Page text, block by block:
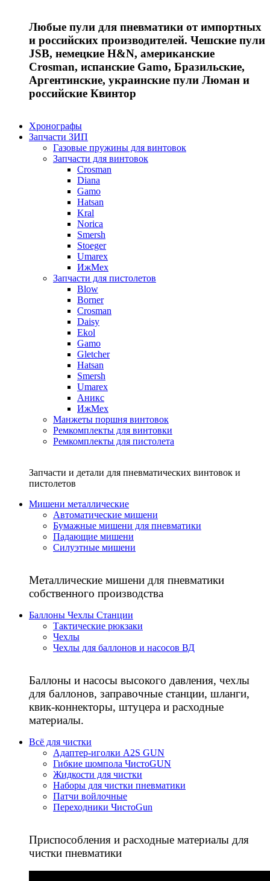
Любые пули для пневматики от импортных
и российских производителей. Чешские пули
JSB, немецкие H&N, американские
Crosman, испанские Gamo, Бразильские,
Аргентинские, украинские пули Люман и
российские Квинтор
Хронографы
Запчасти ЗИП
Газовые пружины для винтовок
Запчасти для винтовок
Crosman
Diana
Gamo
Hatsan
Kral
Norica
Smersh
Stoeger
Umarex
ИжМех
Запчасти для пистолетов
Blow
Borner
Crosman
Daisy
Ekol
Gamo
Gletcher
Hatsan
Smersh
Umarex
Аникс
ИжМех
Манжеты поршня винтовок
Ремкомплекты для винтовки
Ремкомплекты для пистолета
Запчасти и детали для пневматических винтовок и
пистолетов
Мишени металлические
Автоматические мишени
Бумажные мишени для пневматики
Падающие мишени
Силуэтные мишени
Металлические мишени для пневматики
собственного производства
Баллоны Чехлы Станции
Тактические рюкзаки
Чехлы
Чехлы для баллонов и насосов ВД
Баллоны и насосы высокого давления, чехлы
для баллонов, заправочные станции, шланги,
квик-коннекторы, штуцера и расходные
материалы.
Всё для чистки
Адаптер-иголки A2S GUN
Гибкие шомпола ЧистоGUN
Жидкости для чистки
Наборы для чистки пневматики
Патчи войлочные
Переходники ЧистоGun
Приспособления и расходные материалы для
чистки пневматики